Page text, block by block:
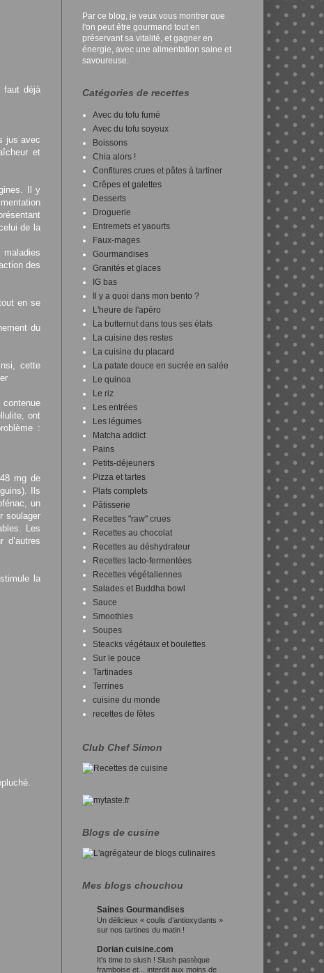
faut déjà
jus avec
et
Il y
de la
des
en se
du
cette
ont
:
mg de
Ils
un
soulager
Les
la
Par ce blog, je veux vous montrer que
l'on peut être gourmand tout en
préservant sa vitalité, et gagner en
énergie, avec une alimentation saine et
savoureuse.
Catégories de recettes
Avec du tofu fumé
Avec du tofu soyeux
Boissons
Chia alors !
Confitures crues et pâtes à tartiner
Crêpes et galettes
Desserts
Droguerie
Entremets et yaourts
Faux-mages
Gourmandises
Granités et glaces
IG bas
Il y a quoi dans mon bento ?
L'heure de l'apéro
La butternut dans tous ses états
La cuisine des restes
La cuisine du placard
La patate douce en sucrée en salée
Le quinoa
Le riz
Les entrées
Les légumes
Matcha addict
Pains
Petits-déjeuners
Pizza et tartes
Plats complets
Pâtisserie
Recettes "raw" crues
Recettes au chocolat
Recettes au déshydrateur
Recettes lacto-fermentées
Recettes végétaliennes
Salades et Buddha bowl
Sauce
Smoothies
Soupes
Steacks végétaux et boulettes
Sur le pouce
Tartinades
Terrines
cuisine du monde
recettes de fêtes
Club Chef Simon
Blogs de cusine
Mes blogs chouchou
Saines Gourmandises
Un délicieux « coulis d’antioxydants »
sur nos tartines du matin !
Dorian cuisine.com
It's time to slush ! Slush pastèque
framboise et... interdit aux moins de